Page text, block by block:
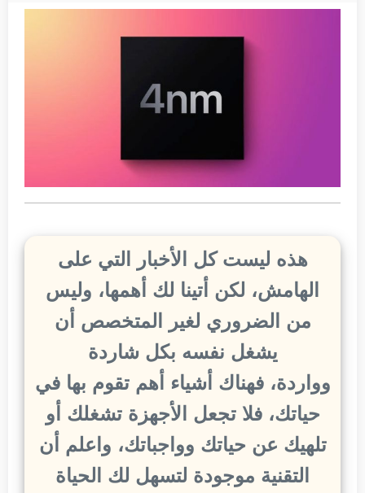
هذه ليست كل الأخبار التي على
الهامش، لكن أتينا لك أهمها، وليس
من الضروري لغير المتخصص أن
يشغل نفسه بكل شاردة
وواردة، فهناك أشياء أهم تقوم بها في
حياتك، فلا تجعل الأجهزة تشغلك أو
تلهيك عن حياتك وواجباتك، واعلم أن
التقنية موجودة لتسهل لك الحياة